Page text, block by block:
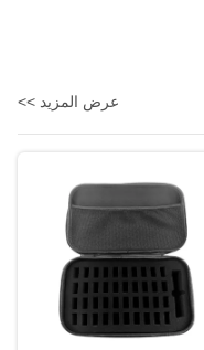
عرض المزيد >>